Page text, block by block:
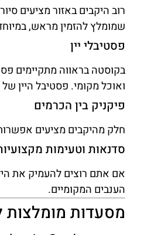
רוב היקבים באזור מציעים
שמומלץ להזמין מראש,
פסטיבלי יין
בקוסטה בראווה מתקיימים
ואוכל מקומי. פסטיבל היין
פיקניק בין הכרמים
חלק מהיקבים מציעים
סדנאות וטעימות
אם אתם רוצים להעמיק את
הענבים המקומיים.
מסעדות מומלצות